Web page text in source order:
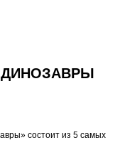
состоит из 5 самых